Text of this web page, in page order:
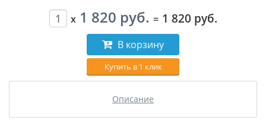
x 1 820 руб. = 1 820 руб.
В корзину
Купить в 1 клик
Описание